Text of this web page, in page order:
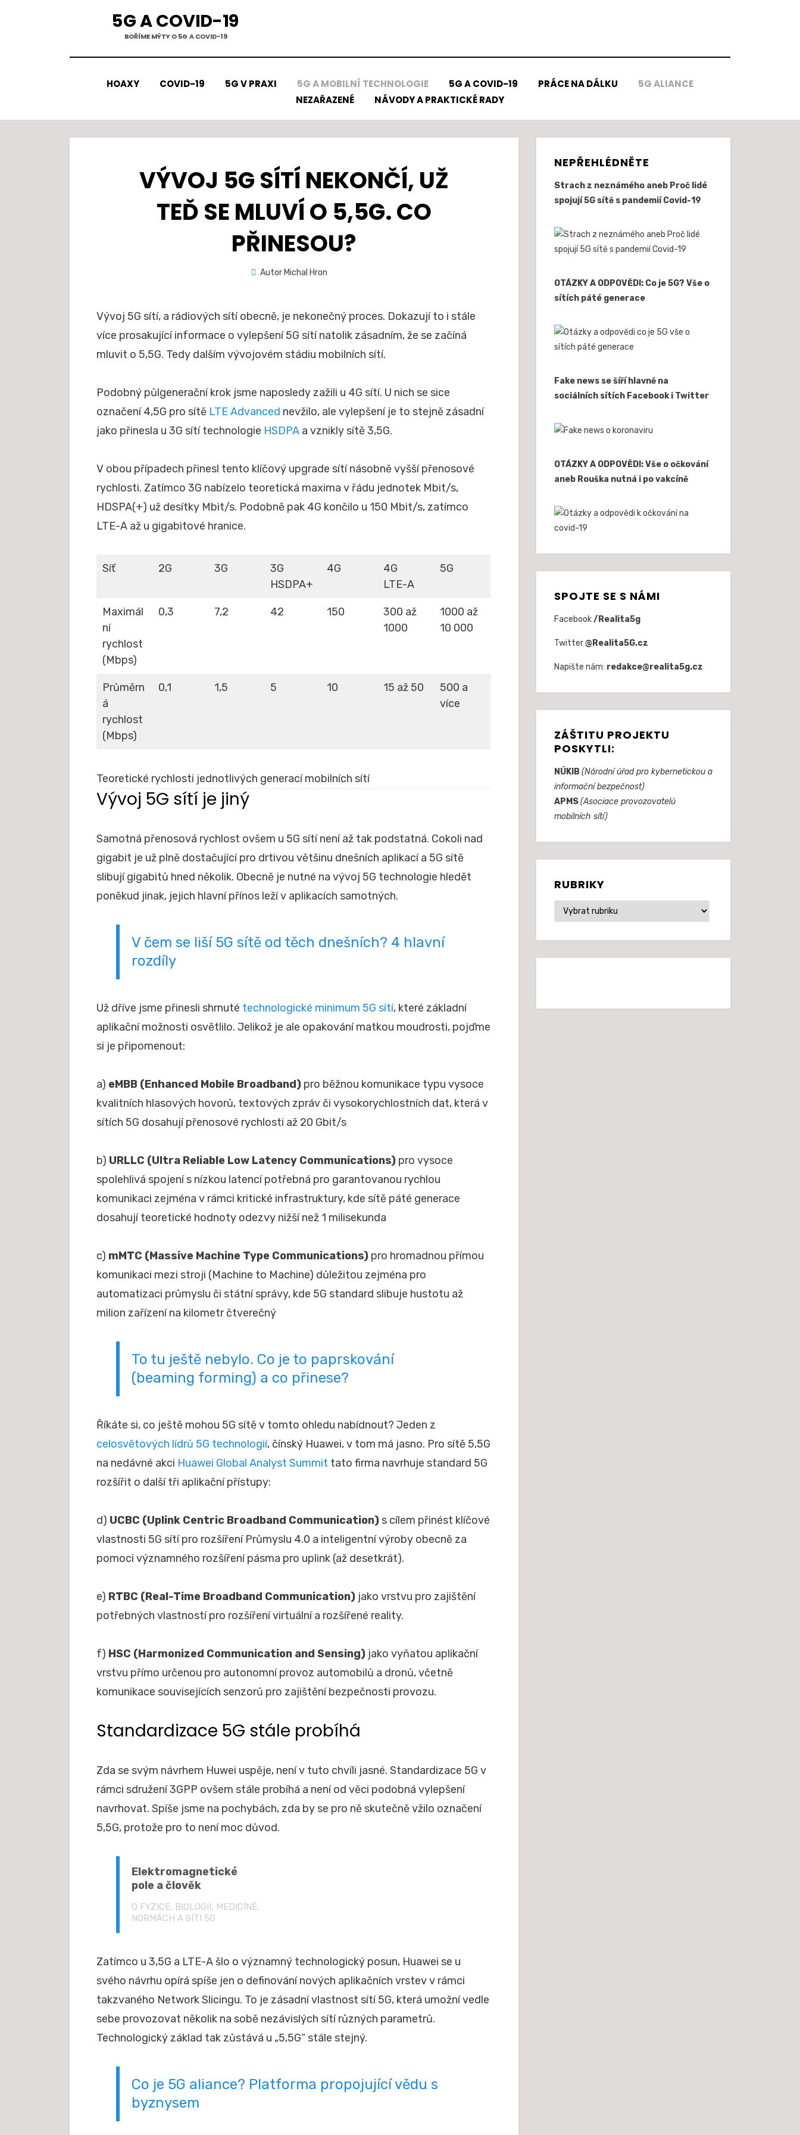
5G A COVID-19
BOŘÍME MÝTY O 5G A COVID-19
HOAXY COVID-19 5G V PRAXI 5G A MOBILNÍ TECHNOLOGIE 5G A COVID-19 PRÁCE NA DÁLKU
5G ALIANCE
NEZAŘAZENÉ
NÁVODY A PRAKTICKÉ RADY
VÝVOJ 5G SÍTÍ NEKONČÍ, UŽ
TEĎ SE MLUVÍ O 5,5G. CO
PŘINESOU?
Autor Michal Hron
Vývoj 5G sítí, a rádiových sítí obecně, je nekonečný proces. Dokazují to i stále
více prosakující informace o vylepšení 5G sítí natolik zásadním, že se začíná
mluvit o 5,5G. Tedy dalším vývojovém stádiu mobilních sítí.
Podobný půlgenerační krok jsme naposledy zažili u 4G sítí. U nich se sice
označení 4,5G pro sítě LTE Advanced nevžilo, ale vylepšení je to stejně zásadní
jako přinesla u 3G sítí technologie HSDPA a vznikly sítě 3,5G.
V obou případech přinesl tento klíčový upgrade sítí násobně vyšší přenosové
rychlosti. Zatímco 3G nabízelo teoretická maxima v řádu jednotek Mbit/s,
HDSPA(+) už desítky Mbit/s. Podobně pak 4G končilo u 150 Mbit/s, zatímco
LTE-A až u gigabitové hranice.
Síť 2G 3G
3G
HSDPA+
4G
4G
LTE-A
5G
Maximál
ní
rychlost
(Mbps)
0,3 7,2 42 150
300 až
1000
1000 až
10 000
Průměrn
á
rychlost
(Mbps)
0,1 1,5 5 10 15 až 50
500 a
více
Teoretické rychlosti jednotlivých generací mobilních sítí
Vývoj 5G sítí je jiný
Samotná přenosová rychlost ovšem u 5G sítí není až tak podstatná. Cokoli nad
gigabit je už plně dostačující pro drtivou většinu dnešních aplikací a 5G sítě
slibují gigabitů hned několik. Obecně je nutné na vývoj 5G technologie hledět
poněkud jinak, jejich hlavní přínos leží v aplikacích samotných.
V čem se liší 5G sítě od těch dnešních? 4 hlavní
rozdíly
Už dříve jsme přinesli shrnuté technologické minimum 5G sítí, které základní
aplikační možnosti osvětlilo. Jelikož je ale opakování matkou moudrosti, pojďme
si je připomenout:
a) eMBB (Enhanced Mobile Broadband) pro běžnou komunikace typu vysoce
kvalitních hlasových hovorů, textových zpráv či vysokorychlostních dat, která v
sítích 5G dosahují přenosové rychlosti až 20 Gbit/s
b) URLLC (Ultra Reliable Low Latency Communications) pro vysoce
spolehlivá spojení s nízkou latencí potřebná pro garantovanou rychlou
komunikaci zejména v rámci kritické infrastruktury, kde sítě páté generace
dosahují teoretické hodnoty odezvy nižší než 1 milisekunda
c) mMTC (Massive Machine Type Communications) pro hromadnou přímou
komunikaci mezi stroji (Machine to Machine) důležitou zejména pro
automatizaci průmyslu či státní správy, kde 5G standard slibuje hustotu až
milion zařízení na kilometr čtverečný
To tu ještě nebylo. Co je to paprskování
(beaming forming) a co přinese?
Říkáte si, co ještě mohou 5G sítě v tomto ohledu nabídnout? Jeden z
celosvětových lídrů 5G technologií, čínský Huawei, v tom má jasno. Pro sítě 5,5G
na nedávné akci Huawei Global Analyst Summit tato firma navrhuje standard 5G
rozšířit o další tři aplikační přístupy:
d) UCBC (Uplink Centric Broadband Communication) s cílem přinést klíčové
vlastnosti 5G sítí pro rozšíření Průmyslu 4.0 a inteligentní výroby obecně za
pomoci významného rozšíření pásma pro uplink (až desetkrát).
e) RTBC (Real-Time Broadband Communication) jako vrstvu pro zajištění
potřebných vlastností pro rozšíření virtuální a rozšířené reality.
f) HSC (Harmonized Communication and Sensing) jako vyňatou aplikační
vrstvu přímo určenou pro autonomní provoz automobilů a dronů, včetně
komunikace souvisejících senzorů pro zajištění bezpečnosti provozu.
Standardizace 5G stále probíhá
Zda se svým návrhem Huwei uspěje, není v tuto chvíli jasné. Standardizace 5G v
rámci sdružení 3GPP ovšem stále probíhá a není od věci podobná vylepšení
navrhovat. Spíše jsme na pochybách, zda by se pro ně skutečně vžilo označení
5,5G, protože pro to není moc důvod.
Elektromagnetické
pole a člověk
O FYZICE, BIOLOGII, MEDICÍNĚ,
NORMÁCH A SÍTI 5G
Zatímco u 3,5G a LTE-A šlo o významný technologický posun, Huawei se u
svého návrhu opírá spíše jen o definování nových aplikačních vrstev v rámci
takzvaného Network Slicingu. To je zásadní vlastnost sítí 5G, která umožní vedle
sebe provozovat několik na sobě nezávislých sítí různých parametrů.
Technologický základ tak zůstává u „5,5G“ stále stejný.
Co je 5G aliance? Platforma propojující vědu s
byznysem
NEPŘEHLÉDNĚTE
Strach z neznámého aneb Proč lidé
spojují 5G sítě s pandemií Covid-19
OTÁZKY A ODPOVĚDI: Co je 5G? Vše o
sítích páté generace
Fake news se šíří hlavně na
sociálních sítích Facebook i Twitter
OTÁZKY A ODPOVĚDI: Vše o očkování
aneb Rouška nutná i po vakcíně
SPOJTE SE S NÁMI
Facebook/Realita5g
Twitter@Realita5G.cz
Napište nám: redakce@realita5g.cz
ZÁŠTITU PROJEKTU
POSKYTLI:
NÚKIB (Národní úřad pro kybernetickou a
informační bezpečnost)
APMS(Asociace provozovatelů
mobilních sítí)
RUBRIKY
Rubriky